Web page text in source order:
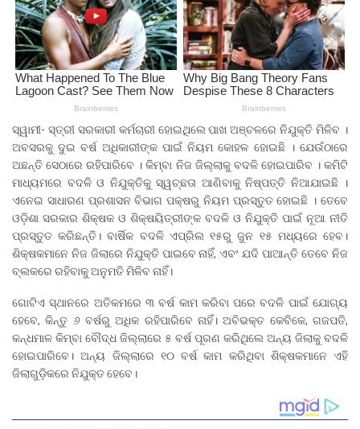
ସ୍ୱାମୀ- ସ୍ତ୍ରୀ ସରକାରୀ କର୍ମଚାରୀ ହୋଇଥିଲେ ପାଖ ଅଞ୍ଚଳରେ ନିଯୁକ୍ତି ମିଳିବ ।
ଅବସରକୁ ଦୁଇ ବର୍ଷ ଅଧିକାରୀଙ୍କ ପାଇଁ ନିୟମ କୋହଳ ହୋଇଛି । ଯେଉଁଠାରେ
ଅଛନ୍ତି ସେଠାରେ ରହିପାରିବେ । କିମ୍ବା ନିଜ ଜିଲ୍ଲାକୁ ବଦଳି ହୋଇପାରିବ । କମିଟି
ମାଧ୍ୟମରେ ବଦଳି ଓ ନିଯୁକ୍ତିକୁ ସ୍ୱଚ୍ଛତା ଆଣିବାକୁ ନିଷ୍ପତ୍ତି ନିଆଯାଇଛି ।
ଏନେଇ ସାଧାରଣ ପ୍ରଶାସନ ବିଭାଗ ପକ୍ଷରୁ ନିୟମ ପ୍ରସ୍ତୁତ ହୋଇଛି । ତେବେ
ଓଡ଼ିଶା ସରକାର ଶିକ୍ଷକ ଓ ଶିକ୍ଷୟିତ୍ରୀଙ୍କ ବଦଳି ଓ ନିଯୁକ୍ତି ପାଇଁ ନୂଆ ନୀତି
ପ୍ରସ୍ତୁତ କରିଛନ୍ତି। ବାର୍ଷିକ ବଦଳି ଏପ୍ରିଲ ୧୫ରୁ ଜୁନ ୧୫ ମଧ୍ୟରେ ହେବ।
ଶିକ୍ଷକମାନେ ନିଜ ଜିଲାରେ ନିଯୁକ୍ତି ପାଇବେ ନାହିଁ, ଏବଂ ଯଦି ପାଆନ୍ତି ତେବେ ନିଜ
ବ୍ଲକରେ ରହିବାକୁ ଅନୁମତି ମିଳିବ ନାହିଁ।
ଗୋଟିଏ ସ୍ଥାନରେ ଅତିକମରେ ୩ ବର୍ଷ କାମ କରିବା ପରେ ବଦଳି ପାଇଁ ଯୋଗ୍ୟ
ହେବେ, କିନ୍ତୁ ୬ ବର୍ଷରୁ ଅଧିକ ରହିପାରିବେ ନାହିଁ। ଅବିଭକ୍ତ କେବିକେ, ଗଜପତି,
କନ୍ଧମାଳ କିମ୍ବା ବୌଦ୍ଧ ଜିଲ୍ଲାରେ ୫ ବର୍ଷ ପୂରଣ କରିଥିଲେ ଅନ୍ୟ ଜିଲାକୁ ବଦଳି
ହୋଇପାରିବେ। ଅନ୍ୟ ଜିଲ୍ଲାରେ ୧୦ ବର୍ଷ କାମ କରିଥିବା ଶିକ୍ଷକମାନେ ଏହି
ଜିଲାଗୁଡ଼ିକରେ ନିଯୁକ୍ତ ହେବେ।